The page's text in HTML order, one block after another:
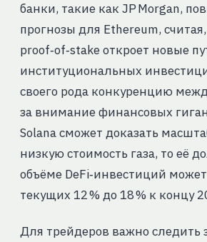
банки, такие как JP Morgan,
прогнозы для Ethereum,
proof‑of‑stake откроет новые
институциональных
своего рода конкуренцию
за внимание финансовых
Solana сможет доказать
низкую стоимость газа, то её
объёме DeFi‑инвестиций
текущих 12 % до 18 % к концу
Для трейдеров важно следить